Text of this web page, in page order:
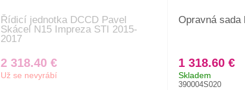
Řídicí jednotka DCCD Pavel
Skácel N15 Impreza STI 2015-
2017
2 318.40 €
Už se nevyrábí
Opravná sada
1 318.60 €
Skladem
390004S020